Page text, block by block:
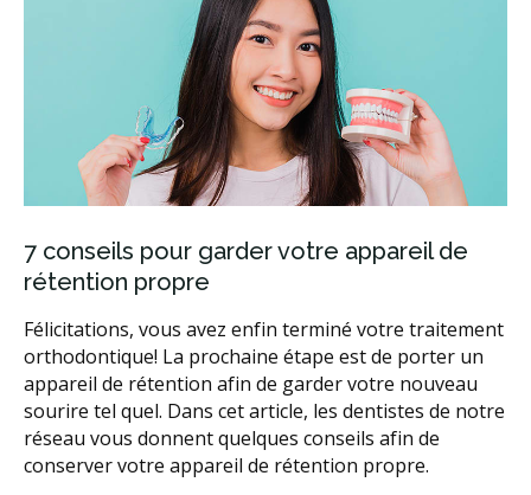
7 conseils pour garder votre appareil de
rétention propre
Félicitations, vous avez enfin terminé votre traitement
orthodontique! La prochaine étape est de porter un
appareil de rétention afin de garder votre nouveau
sourire tel quel. Dans cet article, les dentistes de notre
réseau vous donnent quelques conseils afin de
conserver votre appareil de rétention propre.